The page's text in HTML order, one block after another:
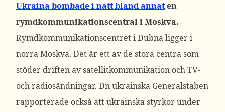
Ukraina bombade i natt bland annaten
rymdkommunikationscentral i Moskva.
Rymdkommunikationscentret i Dubna ligger i
norra Moskva. Det är ett av de stora centra som
stöder driften av satellitkommunikation och TV-
och radiosändningar. Dn ukrainska Generalstaben
rapporterade också att ukrainska styrkor under